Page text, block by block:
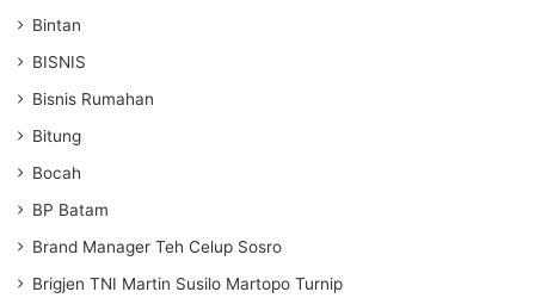
Bintan
BISNIS
Bisnis Rumahan
Bitung
Bocah
BP Batam
Brand Manager Teh Celup Sosro
Brigjen TNI Martin Susilo Martopo Turnip